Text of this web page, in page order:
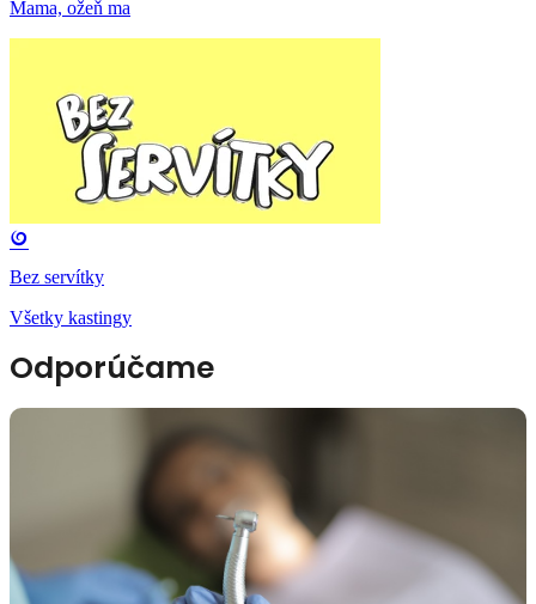
Mama, ožeň ma
Bez servítky
Všetky kastingy
Odporúčame